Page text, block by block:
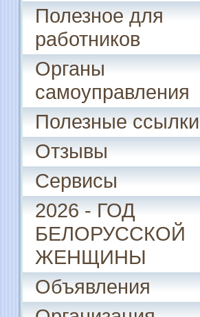
Полезное для
работников
Органы
самоуправления
Полезные ссылки
Отзывы
Сервисы
2026 - ГОД
БЕЛОРУССКОЙ
ЖЕНЩИНЫ
Объявления